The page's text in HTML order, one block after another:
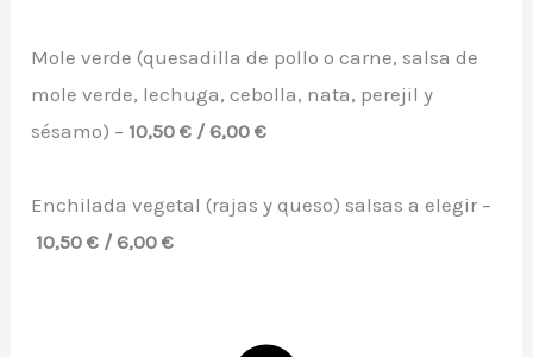
Mole verde (quesadilla de pollo o carne, salsa de
mole verde, lechuga, cebolla, nata, perejil y
sésamo) – 10,50 € / 6,00 €
Enchilada vegetal (rajas y queso) salsas a elegir –
10,50 € / 6,00 €